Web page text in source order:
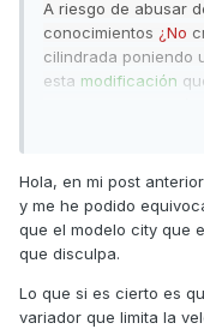
A riesgo de abusar
conocimientos ¿No
cilindrada poniendo
esta modificación
Hola, en mi post
y me he podido
que el modelo city que
que disculpa.
Lo que si es cierto es
variador que limita la